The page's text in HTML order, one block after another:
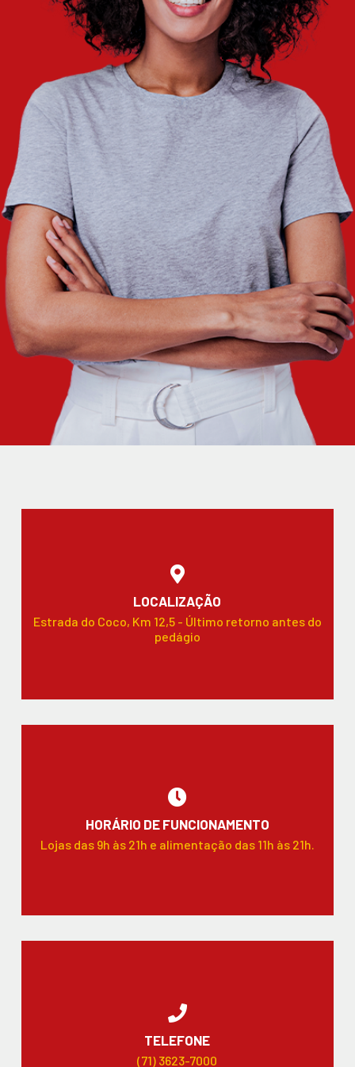
LOCALIZAÇÃO
Estrada do Coco, Km 12,5 - Último retorno antes do
pedágio
HORÁRIO DE FUNCIONAMENTO
Lojas das 9h às 21h e alimentação das 11h às 21h.
TELEFONE
(71) 3623-7000